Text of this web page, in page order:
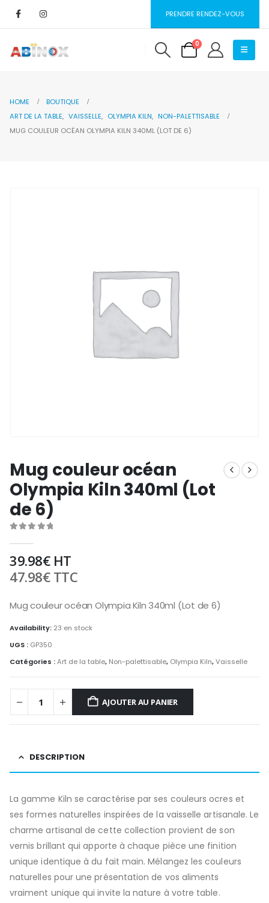
PRENDRE RENDEZ-VOUS
0
HOME
BOUTIQUE
ART DE LA TABLE, VAISSELLE, OLYMPIA KILN, NON-PALETTISABLE
MUG COULEUR OCÉAN OLYMPIA KILN 340ML (LOT DE 6)
Mug couleur océan
Olympia Kiln 340ml (Lot
de 6)
39.98€HT
47.98€TTC
Mug couleur océan Olympia Kiln 340ml (Lot de 6)
Availability: 23 en stock
UGS : GP350
Catégories :Art de la table, Non-palettisable, Olympia Kiln,Vaisselle
AJOUTER AU PANIER
DESCRIPTION
La gamme Kiln se caractérise par ses couleurs ocres et
ses formes naturelles inspirées de la vaisselle artisanale. Le
charme artisanal de cette collection provient de son
vernis brillant qui apporte à chaque pièce une finition
unique identique à du fait main. Mélangez les couleurs
naturelles pour une présentation de vos aliments
vraiment unique qui invite la nature à votre table.